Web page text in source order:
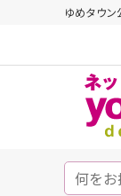
ゆめタウン